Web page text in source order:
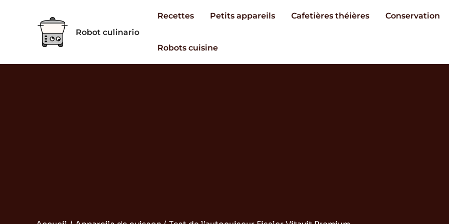
Robot culinario
Recettes Petits appareils Cafetières théières Conservation
Robots cuisine